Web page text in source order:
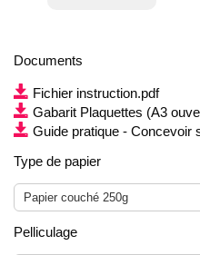
Documents
Fichier instruction.pdf
Gabarit Plaquettes (A3
Guide pratique - Concevoir
Type de papier
Papier couché 250g
Pelliculage